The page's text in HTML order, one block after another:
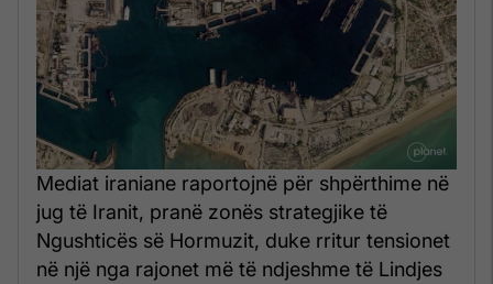
Mediat iraniane raportojnë për shpërthime në
jug të Iranit, pranë zonës strategjike të
Ngushticës së Hormuzit, duke rritur tensionet
në një nga rajonet më të ndjeshme të Lindjes